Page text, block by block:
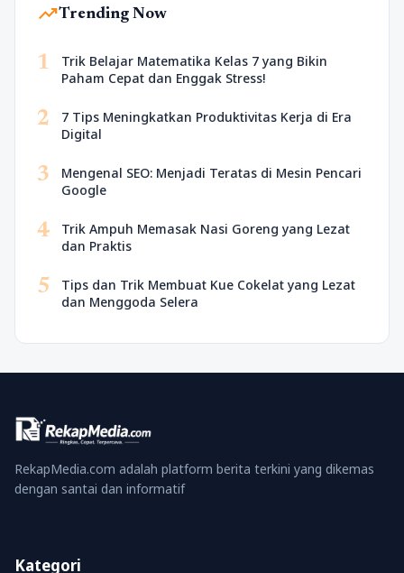
trending_upTrending Now
1
Trik Belajar Matematika Kelas 7 yang Bikin
Paham Cepat dan Enggak Stress!
2
7 Tips Meningkatkan Produktivitas Kerja di Era
Digital
3
Mengenal SEO: Menjadi Teratas di Mesin Pencari
Google
4
Trik Ampuh Memasak Nasi Goreng yang Lezat
dan Praktis
5
Tips dan Trik Membuat Kue Cokelat yang Lezat
dan Menggoda Selera
RekapMedia.com adalah platform berita terkini yang dikemas
dengan santai dan informatif
Kategori